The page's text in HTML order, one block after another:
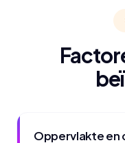
Oppervlakte en